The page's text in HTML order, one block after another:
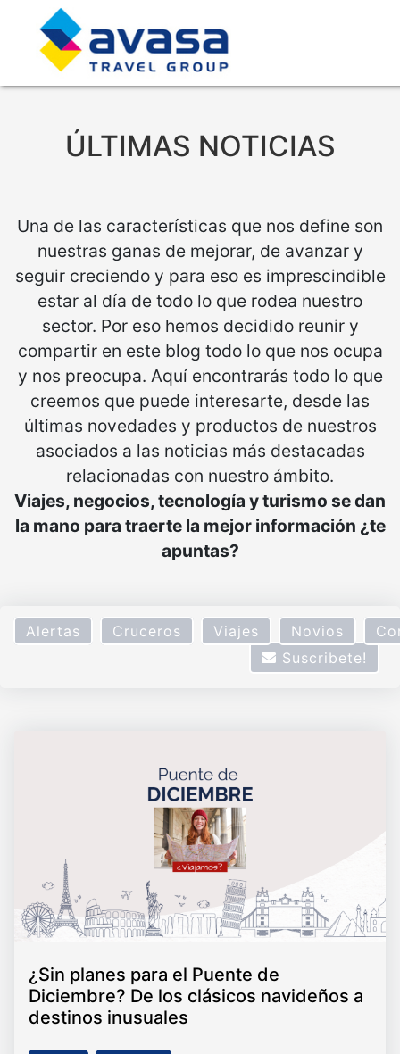
ÚLTIMAS NOTICIAS
Una de las características que nos define son
nuestras ganas de mejorar, de avanzar y
seguir creciendo y para eso es imprescindible
estar al día de todo lo que rodea nuestro
sector. Por eso hemos decidido reunir y
compartir en este blog todo lo que nos ocupa
y nos preocupa. Aquí encontrarás todo lo que
creemos que puede interesarte, desde las
últimas novedades y productos de nuestros
asociados a las noticias más destacadas
relacionadas con nuestro ámbito.
Viajes, negocios, tecnología y turismo se dan
la mano para traerte la mejor información ¿te
apuntas?
Alertas Cruceros Viajes Novios
Suscribete!
¿Sin planes para el Puente de
Diciembre? De los clásicos navideños a
destinos inusuales